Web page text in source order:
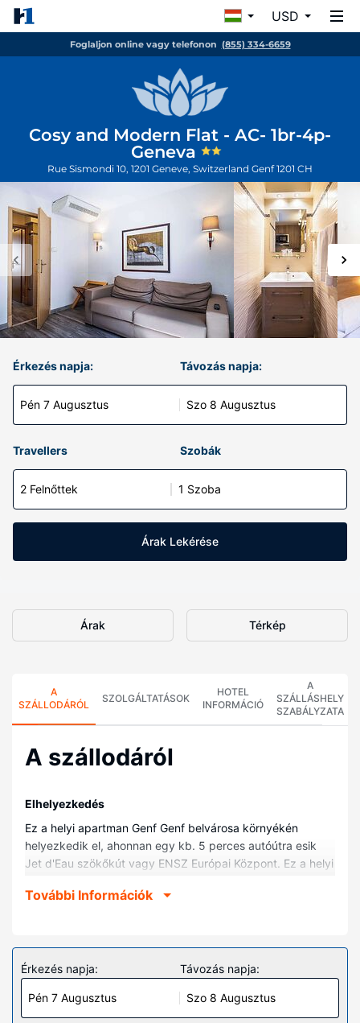
USD
Foglaljon online vagy telefonon (855) 334-6659
Cosy and Modern Flat - AC- 1br-4p-
Geneva
Rue Sismondi 10, 1201 Geneve, Switzerland Genf1201 CH
Érkezés napja:
Pén 7 Augusztus
Távozás napja:
Szo 8 Augusztus
Travellers Szobák
2 Felnőttek 1 Szoba
Árak Lekérése
Árak Térkép
A
SZÁLLODÁRÓL
SZOLGÁLTATÁSOK
HOTEL
INFORMÁCIÓ
A
SZÁLLÁSHELY
SZABÁLYZATA
A szállodáról
Elhelyezkedés
Ez a helyi apartman Genf Genf belvárosa környékén
helyezkedik el, ahonnan egy kb. 5 perces autóútra esik
Jet d'Eau szökőkút vagy ENSZ Európai Központ. Ez a helyi
Kutatási Szervezet), ill. 0,4 km-re Brunswick-emlékmű
Helyezze magát kényelembe a(z) apartman vendégeként.
További Információk
Érkezés napja:
Pén 7 Augusztus
Távozás napja:
Szo 8 Augusztus